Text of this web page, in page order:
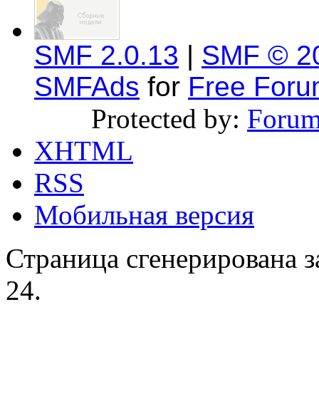
SMF 2.0.13 | SMF ©
SMFAds for Free
Protected by:
XHTML
RSS
Мобильная версия
Страница сгенерирована
24.